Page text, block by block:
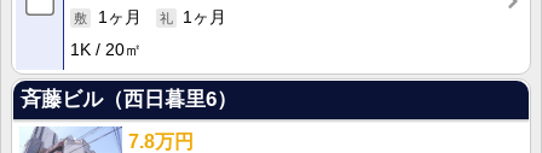
1ヶ月
1ヶ月
1K
20㎡
斉藤ビル（西日暮里6）
7.8万円